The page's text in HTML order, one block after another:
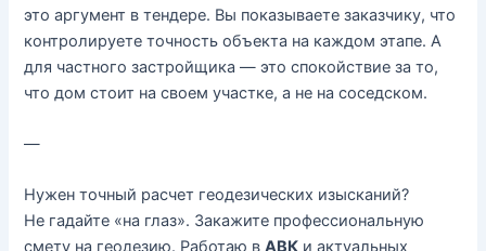
это аргумент в тендере. Вы показываете заказчику, что
контролируете точность объекта на каждом этапе. А
для частного застройщика — это спокойствие за то,
что дом стоит на своем участке, а не на соседском.
—
Нужен точный расчет геодезических изысканий?
Не гадайте «на глаз». Закажите профессиональную
смету на геодезию. Работаю вАВК и актуальных